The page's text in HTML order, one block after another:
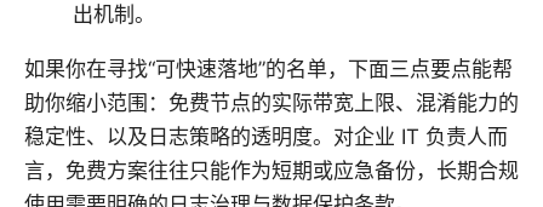
出机制。
如果你在寻找“可快速落地”的名单，下面三点要点能帮
助你缩小范围：免费节点的实际带宽上限、混淆能力的
稳定性、以及日志策略的透明度。对企业 IT 负责人而
言，免费方案往往只能作为短期或应急备份，长期合规